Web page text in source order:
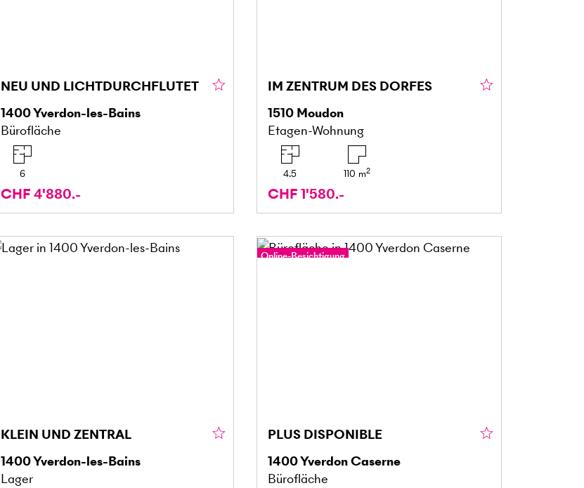
NEU UND LICHTDURCHFLUTET
1400Yverdon-les-Bains
Bürofläche
6
CHF 4'880.-
IM ZENTRUM DES DORFES
1510 Moudon
Etagen-Wohnung
4.5 110 m2
CHF 1'580.-
KLEIN UND ZENTRAL
1400Yverdon-les-Bains
Lager
Online-Besichtigung
PLUS DISPONIBLE
1400Yverdon Caserne
Bürofläche